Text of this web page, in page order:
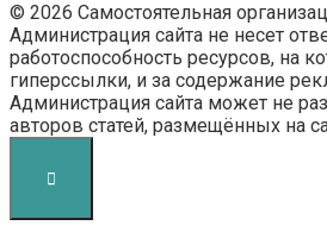
© 2026 Самостоятельная
Администрация сайта не несет
работоспособность ресурсов, на
гиперссылки, и за содержание
Администрация сайта может не
авторов статей, размещённых на